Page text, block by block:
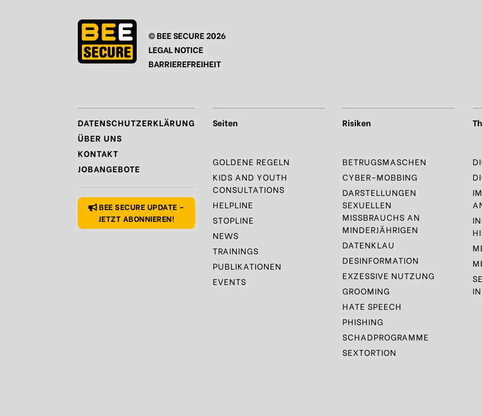
© BEE SECURE 2026
LEGAL NOTICE
BARRIEREFREIHEIT
DATENSCHUTZERKLÄRUNG
ÜBER UNS
KONTAKT
JOBANGEBOTE
BEE SECURE UPDATE –
JETZT ABONNIEREN!
Seiten
GOLDENE REGELN
KIDS AND YOUTH
CONSULTATIONS
HELPLINE
STOPLINE
NEWS
TRAININGS
PUBLIKATIONEN
EVENTS
Risiken
BETRUGSMASCHEN
CYBER-MOBBING
DARSTELLUNGEN
SEXUELLEN
MISSBRAUCHS AN
MINDERJÄHRIGEN
DATENKLAU
DESINFORMATION
EXZESSIVE NUTZUNG
GROOMING
HATE SPEECH
PHISHING
SCHADPROGRAMME
SEXTORTION